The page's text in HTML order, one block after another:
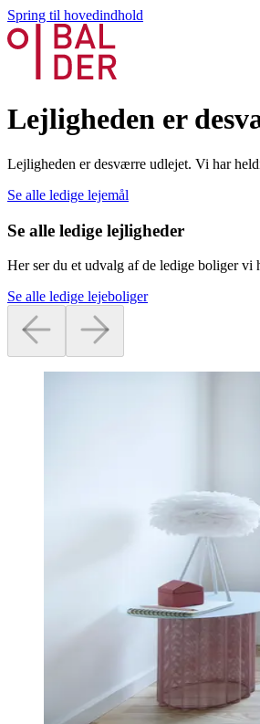
Spring til hovedindhold
Lejligheden er
Lejligheden er desværre udlejet. Vi har
Se alle ledige lejemål
Se alle ledige lejligheder
Her ser du et udvalg af de ledige boliger vi
Se alle ledige lejeboliger